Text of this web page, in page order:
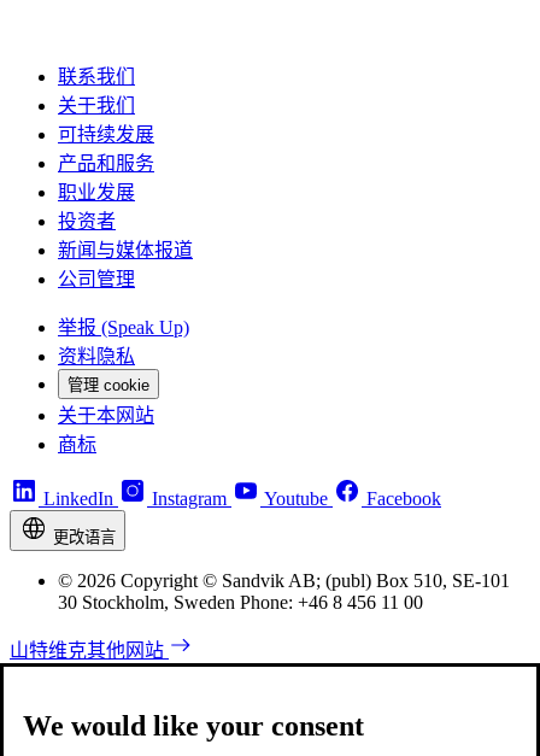
联系我们
关于我们
可持续发展
产品和服务
职业发展
投资者
新闻与媒体报道
公司管理
举报 (Speak Up)
资料隐私
管理 cookie
关于本网站
商标
LinkedIn Instagram Youtube Facebook
更改语言
© 2026 Copyright © Sandvik AB; (publ) Box 510, SE-101
30 Stockholm, Sweden Phone: +46 8 456 11 00
山特维克其他网站
We would like your consent